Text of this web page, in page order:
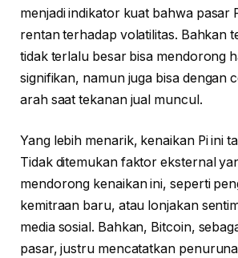
menjadi indikator kuat bahwa pasar
rentan terhadap volatilitas. Bahkan
tidak terlalu besar bisa mendorong
signifikan, namun juga bisa dengan
arah saat tekanan jual muncul.
Yang lebih menarik, kenaikan Pi ini
Tidak ditemukan faktor eksternal
mendorong kenaikan ini, seperti
kemitraan baru, atau lonjakan
media sosial. Bahkan, Bitcoin,
pasar, justru mencatatkan